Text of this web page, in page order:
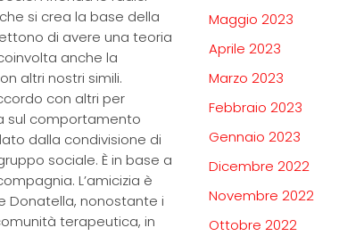
si crea la base della
di avere una teoria
anche la
altri nostri simili.
con altri per
sul comportamento
dalla condivisione di
sociale. È in base a
L’amicizia è
Donatella, nonostante i
terapeutica, in
Maggio 2023
Aprile 2023
Marzo 2023
Febbraio 2023
Gennaio 2023
Dicembre 2022
Novembre 2022
Ottobre 2022